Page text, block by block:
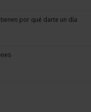
por qué darte un día